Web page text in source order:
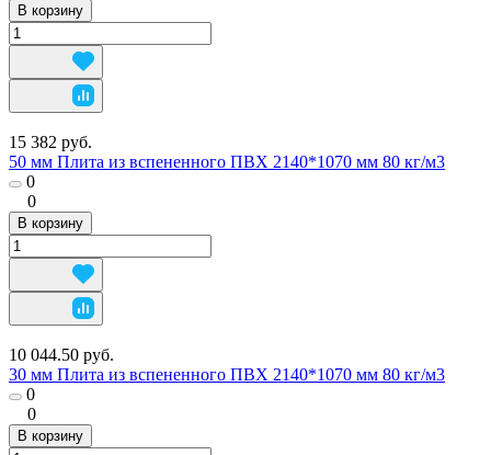
В корзину
15 382 руб.
50 мм Плита из вспененного ПВХ 2140*1070 мм 80 кг/м3
0
0
В корзину
10 044.50 руб.
30 мм Плита из вспененного ПВХ 2140*1070 мм 80 кг/м3
0
0
В корзину